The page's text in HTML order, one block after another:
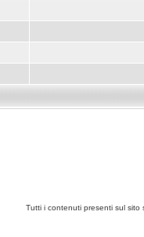
Tutti i contenuti presenti sul sito